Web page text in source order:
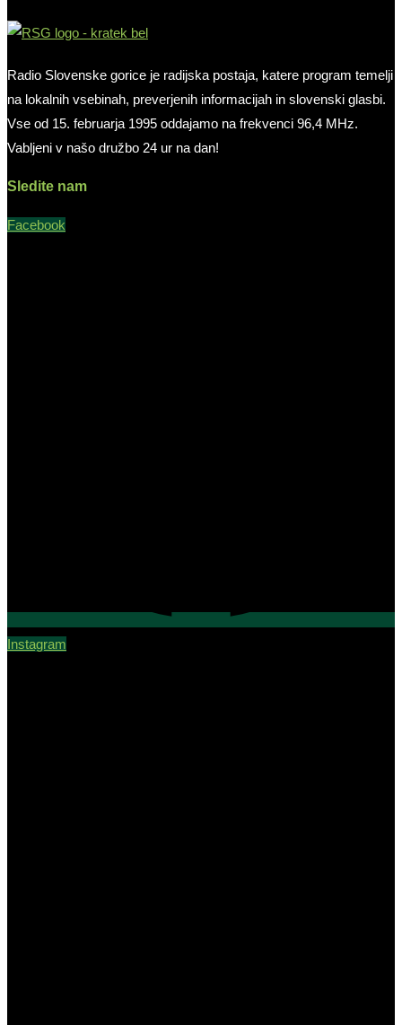
Radio Slovenske gorice je radijska postaja, katere program temelji
na lokalnih vsebinah, preverjenih informacijah in slovenski glasbi.
Vse od 15. februarja 1995 oddajamo na frekvenci 96,4 MHz.
Vabljeni v našo družbo 24 ur na dan!
Sledite nam
Facebook
Instagram